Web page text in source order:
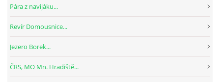
Pára z navijáku...
Revír Domousnice...
Jezero Borek...
ČRS, MO Mn. Hradiště...